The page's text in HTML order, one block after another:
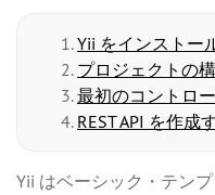
Yii をインストー
プロジェクトの
最初のコントロ
REST API を作成
Yii はベーシック・テン